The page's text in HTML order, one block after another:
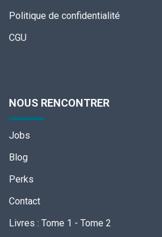
Politique de confidentialité
CGU
NOUS RENCONTRER
Jobs
Blog
Perks
Contact
Livres : Tome 1 - Tome 2